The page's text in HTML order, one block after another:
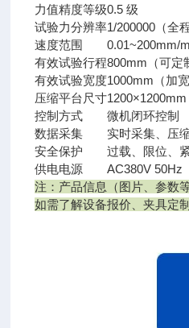
力值精度等级0.5 级
试验力分辨率1/200000（全
速度范围
0.01~200mm/
有效试验行程800mm（可定
有效试验宽度1000mm（加
压缩平台尺寸1200×1200mm
控制方式
微机闭环控制
数据采集
实时采集、压
安全保护
过载、限位、
供电电源
AC380V 50Hz
注：产品信息（图片、参数
如需了解设备报价、夹具定